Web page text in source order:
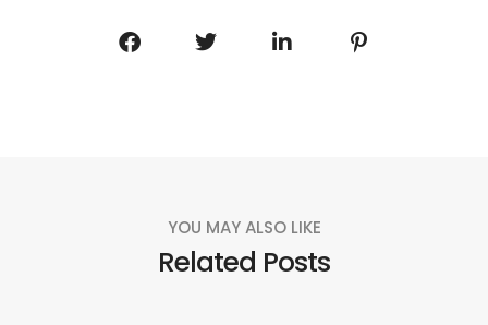
YOU MAY ALSO LIKE
Related Posts